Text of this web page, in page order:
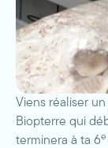
Viens réaliser
Biopterre qui
terminera à ta 6e